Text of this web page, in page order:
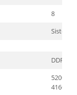
8
Sistem
DDR5
41600)